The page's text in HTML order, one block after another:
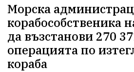
Морска
корабособственика
да възстанови 270
операцията по
кораба